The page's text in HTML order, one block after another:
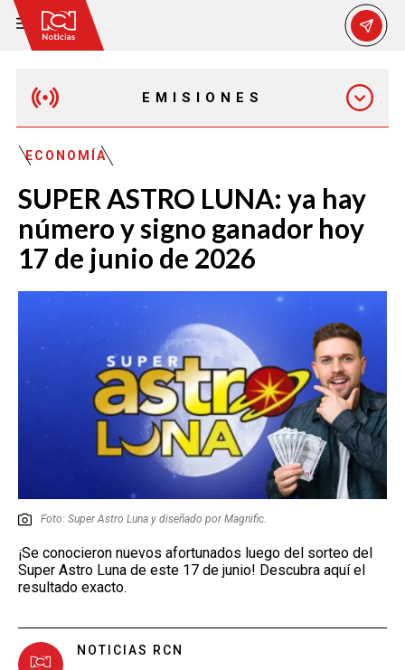
EMISIONES
EMISIÓN 12:30 PM
EMISIÓN 7:00 PM
EMISIÓN 11:30 PM
ECONOMÍA
SUPER ASTRO LUNA: ya hay
número y signo ganador hoy
17 de junio de 2026
Foto: Super Astro Luna y diseñado por Magnific.
¡Se conocieron nuevos afortunados luego del sorteo del
Super Astro Luna de este 17 de junio! Descubra aquí el
resultado exacto.
NOTICIAS RCN